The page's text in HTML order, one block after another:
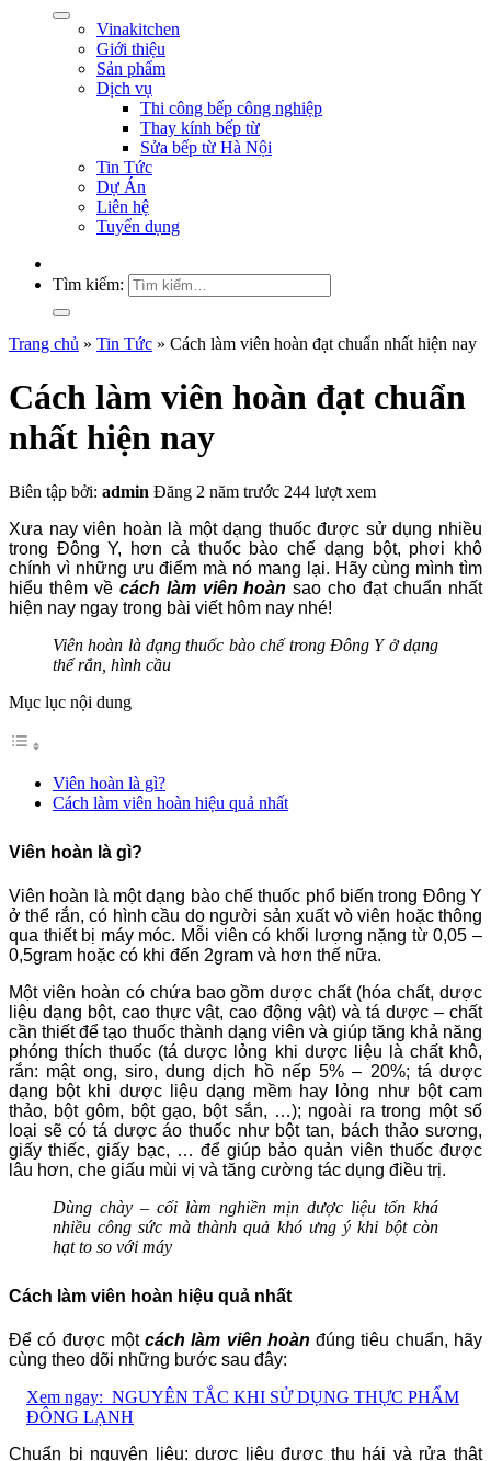
Vinakitchen
Giới thiệu
Sản phẩm
Dịch vụ
Thi công bếp công nghiệp
Thay kính bếp từ
Sửa bếp từ Hà Nội
Tin Tức
Dự Án
Liên hệ
Tuyển dụng
Tìm kiếm:
Trang chủ » Tin Tức » Cách làm viên hoàn đạt chuẩn nhất hiện nay
Cách làm viên hoàn đạt chuẩn
nhất hiện nay
Biên tập bởi: admin Đăng 2 năm trước 244 lượt xem
Xưa nay viên hoàn là một dạng thuốc được sử dụng nhiều
trong Đông Y, hơn cả thuốc bào chế dạng bột, phơi khô
chính vì những ưu điểm mà nó mang lại. Hãy cùng mình tìm
hiểu thêm về cách làm viên hoàn sao cho đạt chuẩn nhất
hiện nay ngay trong bài viết hôm nay nhé!
Viên hoàn là dạng thuốc bào chế trong Đông Y ở dạng
thể rắn, hình cầu
Mục lục nội dung
Viên hoàn là gì?
Cách làm viên hoàn hiệu quả nhất
Viên hoàn là gì?
Viên hoàn là một dạng bào chế thuốc phổ biến trong Đông Y
ở thể rắn, có hình cầu do người sản xuất vò viên hoặc thông
qua thiết bị máy móc. Mỗi viên có khối lượng nặng từ 0,05 –
0,5gram hoặc có khi đến 2gram và hơn thế nữa.
Một viên hoàn có chứa bao gồm dược chất (hóa chất, dược
liệu dạng bột, cao thực vật, cao động vật) và tá dược – chất
cần thiết để tạo thuốc thành dạng viên và giúp tăng khả năng
phóng thích thuốc (tá dược lỏng khi dược liệu là chất khô,
rắn: mật ong, siro, dung dịch hồ nếp 5% – 20%; tá dược
dạng bột khi dược liệu dạng mềm hay lỏng như bột cam
thảo, bột gôm, bột gạo, bột sắn, …); ngoài ra trong một số
loại sẽ có tá dược áo thuốc như bột tan, bách thảo sương,
giấy thiếc, giấy bạc, … để giúp bảo quản viên thuốc được
lâu hơn, che giấu mùi vị và tăng cường tác dụng điều trị.
Dùng chày – cối làm nghiền mịn dược liệu tốn khá
nhiều công sức mà thành quả khó ưng ý khi bột còn
hạt to so với máy
Cách làm viên hoàn hiệu quả nhất
Để có được mộtcách làm viên hoàn đúng tiêu chuẩn, hãy
cùng theo dõi những bước sau đây:
Xem ngay: NGUYÊN TẮC KHI SỬ DỤNG THỰC PHẨM
ĐÔNG LẠNH
Chuẩn bị nguyên liệu: dược liệu được thu hái và rửa thật